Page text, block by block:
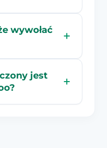
wywołać
jest